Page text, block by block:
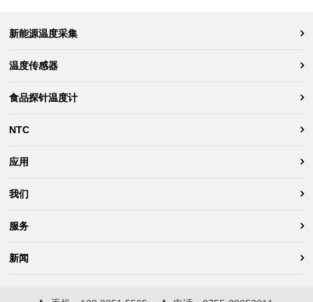
新能源温度采集
温度传感器
食品探针温度计
NTC
应用
我们
服务
新闻